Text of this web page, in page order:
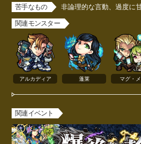
苦手なもの 非論理的な言動、過度に
関連モンスター
アルカディア 蓬莱 マグ・
関連イベント